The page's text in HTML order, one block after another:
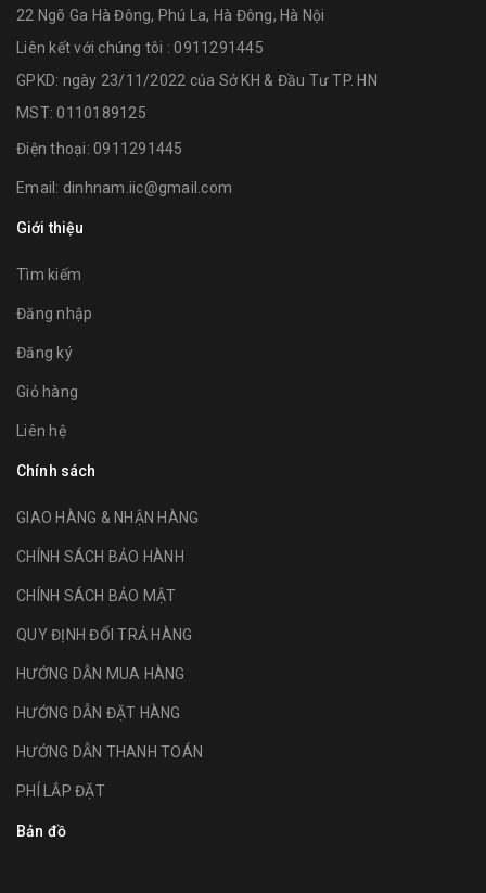
22 Ngõ Ga Hà Đông, Phú La, Hà Đông, Hà Nội
Liên kết với chúng tôi : 0911291445
GPKD: ngày 23/11/2022 của Sở KH & Đầu Tư TP. HN
MST: 0110189125
Điện thoại: 0911291445
Email: dinhnam.iic@gmail.com
Giới thiệu
Tìm kiếm
Đăng nhập
Đăng ký
Giỏ hàng
Liên hệ
Chính sách
GIAO HÀNG & NHẬN HÀNG
CHÍNH SÁCH BẢO HÀNH
CHÍNH SÁCH BẢO MẬT
QUY ĐỊNH ĐỔI TRẢ HÀNG
HƯỚNG DẪN MUA HÀNG
HƯỚNG DẪN ĐẶT HÀNG
HƯỚNG DẪN THANH TOÁN
PHÍ LẮP ĐẶT
Bản đồ